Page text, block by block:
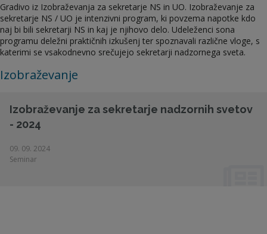
Gradivo iz Izobraževanja za sekretarje NS in UO. Izobraževanje za
sekretarje NS / UO je intenzivni program, ki povzema napotke kdo
naj bi bili sekretarji NS in kaj je njihovo delo. Udeleženci sona
programu deležni praktičnih izkušenj ter spoznavali različne vloge, s
katerimi se vsakodnevno srečujejo sekretarji nadzornega sveta.
Izobraževanje
Izobraževanje za sekretarje nadzornih svetov
- 2024
09. 09. 2024
Seminar